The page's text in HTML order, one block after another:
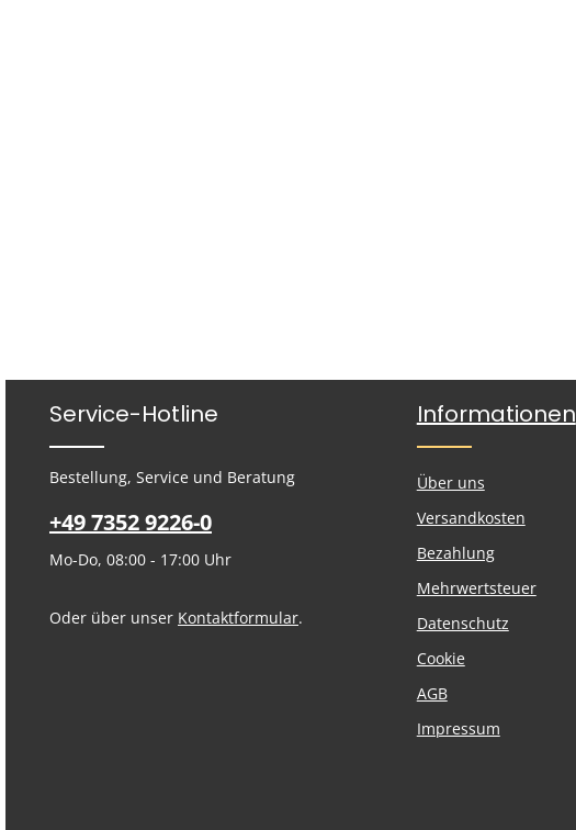
Service-Hotline
Bestellung, Service und Beratung
+49 7352 9226-0
Mo-Do, 08:00 - 17:00 Uhr
Oder über unser Kontaktformular.
Informationen
Über uns
Versandkosten
Bezahlung
Mehrwertsteuer
Datenschutz
Cookie
AGB
Impressum